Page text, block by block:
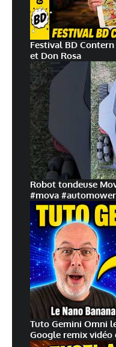
Festival BD
et Don Rosa
Robot tondeuse
#mova
Tuto Gemini Omni
Google remix vidéo